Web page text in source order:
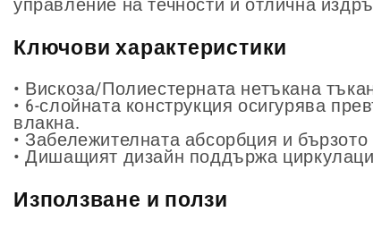
управление на течности и отлична
Ключови характеристики
• Вискоза/Полиестерната нетъкана
• 6-слойната конструкция осигурява
влакна.
• Забележителната абсорбция и
• Дишащият дизайн поддържа
Използване и ползи